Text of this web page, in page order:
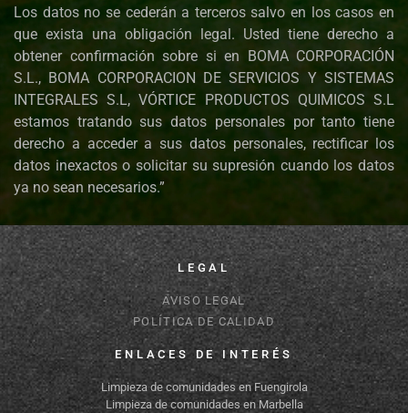
Los datos no se cederán a terceros salvo en los casos en
que exista una obligación legal. Usted tiene derecho a
obtener confirmación sobre si en BOMA CORPORACIÓN
S.L., BOMA CORPORACION DE SERVICIOS Y SISTEMAS
INTEGRALES S.L, VÓRTICE PRODUCTOS QUIMICOS S.L
estamos tratando sus datos personales por tanto tiene
derecho a acceder a sus datos personales, rectificar los
datos inexactos o solicitar su supresión cuando los datos
ya no sean necesarios.”
LEGAL
AVISO LEGAL
POLÍTICA DE CALIDAD
ENLACES DE INTERÉS
Limpieza de comunidades en Fuengirola
Limpieza de comunidades en Marbella